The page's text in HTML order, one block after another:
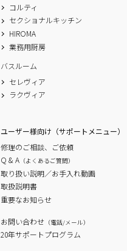
コルティ
セクショナルキッチン
HIROMA
業務用厨房
バスルーム
セレヴィア
ラクヴィア
ユーザー様向け（サポートメニュー）
修理のご相談、ご依頼
Q & A （よくあるご質問）
取り扱い説明／お手入れ動画
取扱説明書
重要なお知らせ
お問い合わせ （電話/メール）
20年サポートプログラム